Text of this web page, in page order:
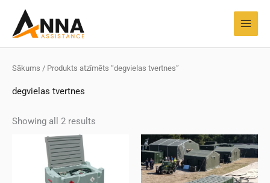
saturu
Sākums / Produkts atzīmēts “degvielas tvertnes”
degvielas tvertnes
Showing all 2 results